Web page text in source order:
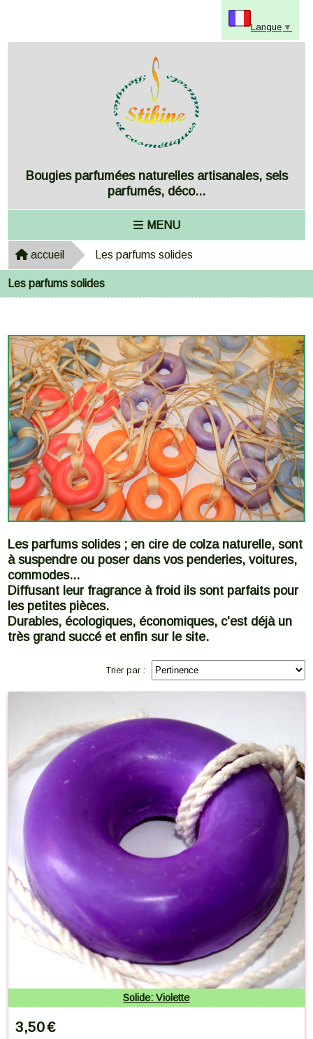
Bougies parfumées naturelles artisanales, sels
parfumés, déco...
MENU
accueil Les parfums solides
Les parfums solides
Les parfums solides ; en cire de colza naturelle, sont
à suspendre ou poser dans vos penderies, voitures,
commodes...
Diffusant leur fragrance à froid ils sont parfaits pour
les petites pièces.
Durables, écologiques, économiques, c'est déjà un
très grand succé et enfin sur le site.
Trier par :
Solide: Violette
3,50€
Langue ▼